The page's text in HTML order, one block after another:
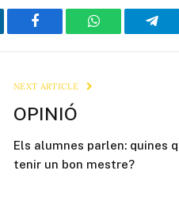
Facebook WhatsApp
NEXT ARTICLE
OPINIÓ
Els alumnes parlen: quines
tenir un bon mestre?